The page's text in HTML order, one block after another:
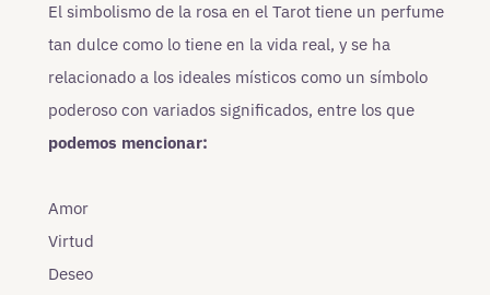
El simbolismo de la rosa en el Tarot tiene un perfume
tan dulce como lo tiene en la vida real, y se ha
relacionado a los ideales místicos como un símbolo
poderoso con variados significados, entre los que
podemos mencionar:
Amor
Virtud
Deseo